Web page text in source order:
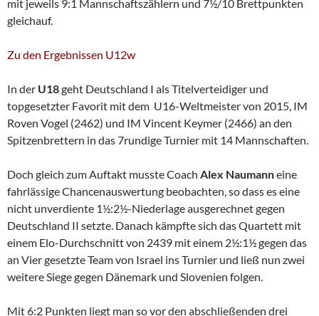
mit jeweils 9:1 Mannschaftszählern und 7½/10 Brettpunkten
gleichauf.
Zu den Ergebnissen U12w
In der U18geht Deutschland I als Titelverteidiger und
topgesetzter Favorit mit dem U16-Weltmeister von 2015, IM
Roven Vogel (2462) und IM Vincent Keymer (2466) an den
Spitzenbrettern in das 7rundige Turnier mit 14 Mannschaften.
Doch gleich zum Auftakt musste Coach Alex Naumanneine
fahrlässige Chancenauswertung beobachten, so dass es eine
nicht unverdiente 1½:2½-Niederlage ausgerechnet gegen
Deutschland II setzte. Danach kämpfte sich das Quartett mit
einem Elo-Durchschnitt von 2439 mit einem 2½:1½ gegen das
an Vier gesetzte Team von Israel ins Turnier und ließ nun zwei
weitere Siege gegen Dänemark und Slovenien folgen.
Mit 6:2 Punkten liegt man so vor den abschließenden drei